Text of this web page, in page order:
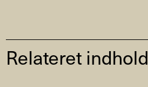
Relateret indhold